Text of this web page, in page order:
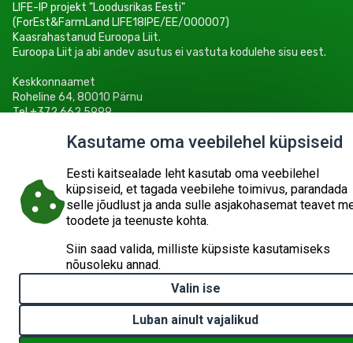
© 2026 KESKKONNAAMET SISUKAART ESITA PÄRING
LIFE-IP projekt "Loodusrikas Eesti"
(ForEst&FarmLand LIFE18IPE/EE/000007)
Kaasrahastanud Euroopa Liit.
Euroopa Liit ja abi andev asutus ei vastuta kodulehe sisu eest.
Keskkonnaamet
Roheline 64, 80010 Pärnu
Tel +372 662 5999
Kasutame oma veebilehel küpsiseid
Eesti kaitsealade leht kasutab oma veebilehel
küpsiseid, et tagada veebilehe toimivus, parandada
selle jõudlust ja anda sulle asjakohasemat teavet
toodete ja teenuste kohta.
Siin saad valida, milliste küpsiste kasutamiseks
nõusoleku annad.
Valin ise
Luban ainult vajalikud